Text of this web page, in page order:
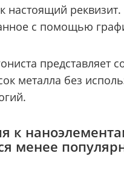
настоящий
с помощью
представляет
металла без
к
менее